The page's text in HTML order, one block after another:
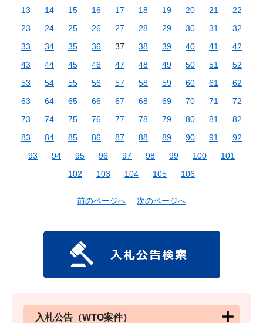
13
14 15 16 17 18 19 20 21
22
23
24 25 26 27 28 29 30 31
32
33
34 35 36 37 38 39 40 41
42
43
44 45 46 47 48 49 50 51
52
53
54 55 56 57 58 59 60 61
62
63
64 65 66 67 68 69 70 71
72
73
74 75 76 77 78 79 80 81
82
83
84 85 86 87 88 89 90 91
92
93
94 95 96 97 98 99 100
101
102
103 104 105 106
前のページへ 次のページへ
入札公告（WTO案件）